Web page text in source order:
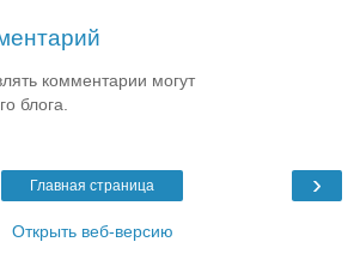
комментарии могут
блога.
›
Главная страница
Открыть веб-версию